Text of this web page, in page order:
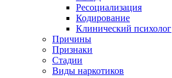
Ресоциализация
Кодирование
Клинический психолог
Причины
Признаки
Стадии
Виды наркотиков